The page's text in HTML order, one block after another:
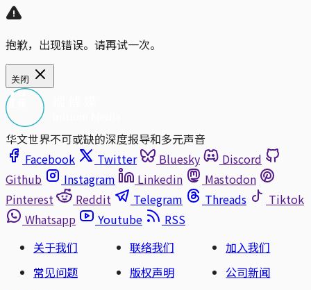
抱歉，出现错误。请再试一次。
关闭
华文世界不可或缺的深度报导和多元声音
Facebook
Twitter Bluesky
Discord
Github
Instagram Linkedin
Mastodon
Pinterest
Reddit Telegram Threads
Tiktok
Whatsapp
Youtube
RSS
关于我们
联络我们
加入我们
常见问题
版权声明
公司新闻